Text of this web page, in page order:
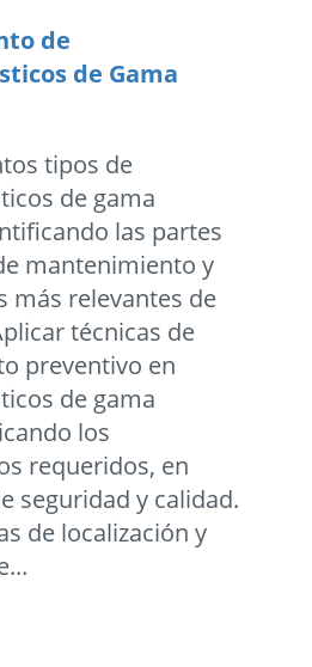
de
de Gama
tipos de
de gama
las partes
mantenimiento y
más relevantes de
técnicas de
preventivo en
de gama
los
requeridos, en
seguridad y calidad.
de localización y